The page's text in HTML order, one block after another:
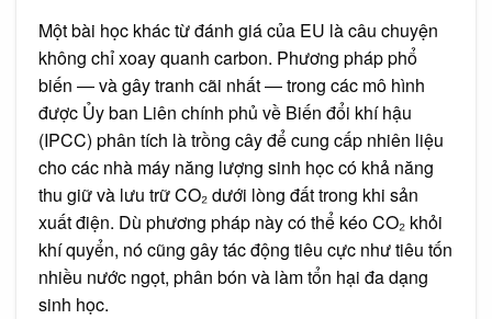
Một bài học khác từ đánh giá của EU là câu chuyện
không chỉ xoay quanh carbon. Phương pháp phổ
biến — và gây tranh cãi nhất — trong các mô hình
được Ủy ban Liên chính phủ về Biến đổi khí hậu
(IPCC) phân tích là trồng cây để cung cấp nhiên liệu
cho các nhà máy năng lượng sinh học có khả năng
thu giữ và lưu trữ CO₂ dưới lòng đất trong khi sản
xuất điện. Dù phương pháp này có thể kéo CO₂ khỏi
khí quyển, nó cũng gây tác động tiêu cực như tiêu tốn
nhiều nước ngọt, phân bón và làm tổn hại đa dạng
sinh học.